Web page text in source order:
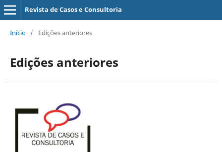
Revista de Casos e Consultoria
Início / Edições anteriores
Edições anteriores